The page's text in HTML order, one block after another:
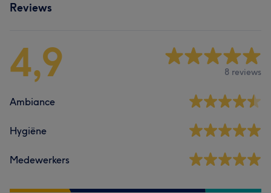
Reviews
4,9 8 reviews
Ambiance
Hygiëne
Medewerkers